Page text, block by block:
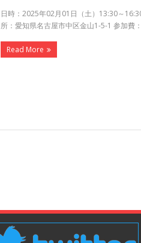
日時：2025年02月01日（土）13:30～
所：愛知県名古屋市中区金山1-5-1 参加費
Read More